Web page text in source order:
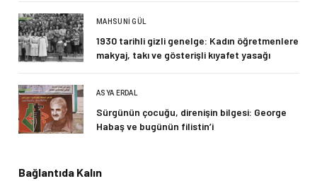
MAHSUNI GÜL
1930 tarihli gizli genelge: Kadın öğretmenlere
makyaj, takı ve gösterişli kıyafet yasağı
ASYA ERDAL
Sürgünün çocuğu, direnişin bilgesi: George
Habaş ve bugünün filistin’i
Bağlantıda Kalın